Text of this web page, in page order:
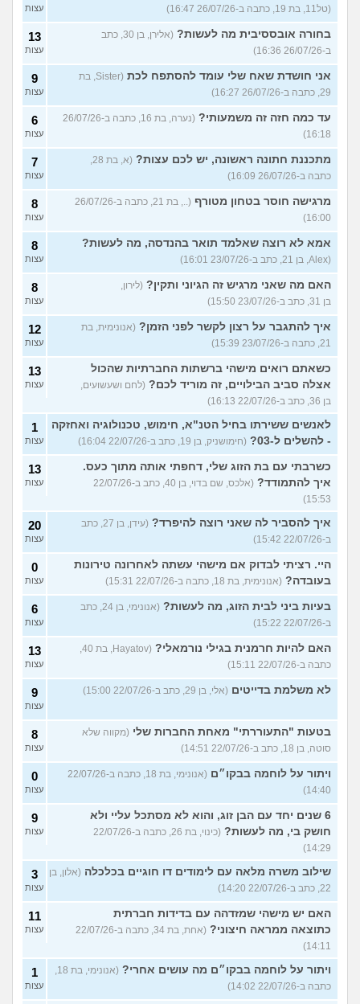
(טל11, בת 19, כתבה ב-26/07/26 16:47) עצות
בחורה אובססיבית מה לעשות?
(אלירן, בן 30, כתב
ב-26/07/26 16:36)
13
עצות
אני חושדת שאח שלי עומד להסתפח לכת
(Sister, בת
29, כתבה ב-26/07/26 16:27)
9
עצות
עד כמה חזה זה משמעותי?
(נערה, בת 16, כתבה ב-26/07/26
16:18)
6
עצות
מתכננת חתונה ראשונה, יש לכם עצות?
(א, בת 28,
כתבה ב-26/07/26 16:09)
7
עצות
מרגישה חוסר בטחון מטורף
(.., בת 21, כתבה ב-26/07/26
16:00)
8
עצות
אמא לא רוצה שאלמד תואר בהנדסה, מה לעשות?
(Alex, בן 21, כתב ב-23/07/26 16:01)
8
עצות
האם מה שאני מרגיש זה הגיוני ותקין? (לירון,
בן 31, כתב ב-23/07/26 15:50)
8
עצות
איך להתגבר על רצון לקשר לפני הזמן? (אנונימית, בת
21, כתבה ב-23/07/26 15:39)
12
עצות
כשאתם רואים מישהי ברשתות החברתיות שהכול
אצלה סביב הבילויים, זה מוריד לכם? (לחם ושעשועים,
בן 36, כתב ב-22/07/26 16:13)
13
עצות
לאנשים ששירתו בחיל הטנ"א, חימוש, טכנולוגיה ואחזקה
- להשלים ל-03?
(חימושניק, בן 19, כתב ב-22/07/26 16:04)
1
עצות
כשרבתי עם בת הזוג שלי, דחפתי אותה מתוך כעס.
איך להתמודד?
(אלכס, שם בדוי, בן 40, כתב ב-22/07/26
15:53)
13
עצות
איך להסביר לה שאני רוצה להיפרד?
(עידן, בן 27, כתב
ב-22/07/26 15:42)
20
עצות
היי. רציתי לבדוק אם מישהי עשתה לאחרונה טירונות
בעובדה? (אנונימית, בת 18, כתבה ב-22/07/26 15:31)
0
עצות
בעיות ביני לבית הזוג, מה לעשות?
(אנונימי, בן 24, כתב
ב-22/07/26 15:22)
6
עצות
האם להיות חרמנית בגילי נורמאלי?
(Hayatov, בת 40,
כתבה ב-22/07/26 15:11)
13
עצות
לא משלמת בדייטים (אלי, בן 29, כתב ב-22/07/26 15:00) 9
עצות
בטעות "התעוררתי" מאחת החברות שלי (מקווה שלא
סוטה, בן 18, כתב ב-22/07/26 14:51)
8
עצות
ויתור על לוחמה בבקו״ם
(אנונימי, בת 18, כתבה ב-22/07/26
14:40)
0
עצות
6 שנים יחד עם הבן זוג, והוא לא מסתכל עליי ולא
חושק בי, מה לעשות?
(כינוי, בת 26, כתבה ב-22/07/26
14:29)
9
עצות
שילוב משרה מלאה עם לימודים דו חוגיים בכלכלה (אלון, בן
22, כתב ב-22/07/26 14:20)
3
עצות
האם יש מישהי שמזדהה עם בדידות חברתית
כתוצאה ממראה חיצוני?
(אחת, בת 34, כתבה ב-22/07/26
14:11)
11
עצות
ויתור על לוחמה בבקו״ם מה עושים אחרי?
(אנונימי, בת 18,
כתבה ב-22/07/26 14:02)
1
עצות